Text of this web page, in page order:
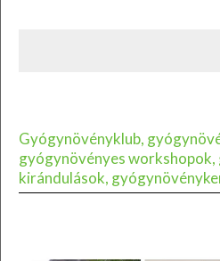
Gyógynövényklub,
gyógynövényes
kirándulások,